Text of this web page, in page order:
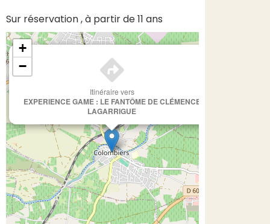
Sur réservation , à partir de 11 ans
Itinéraire vers
EXPERIENCE GAME : LE FANTÔME DE CLÉMENCE
LAGARRIGUE
+
−